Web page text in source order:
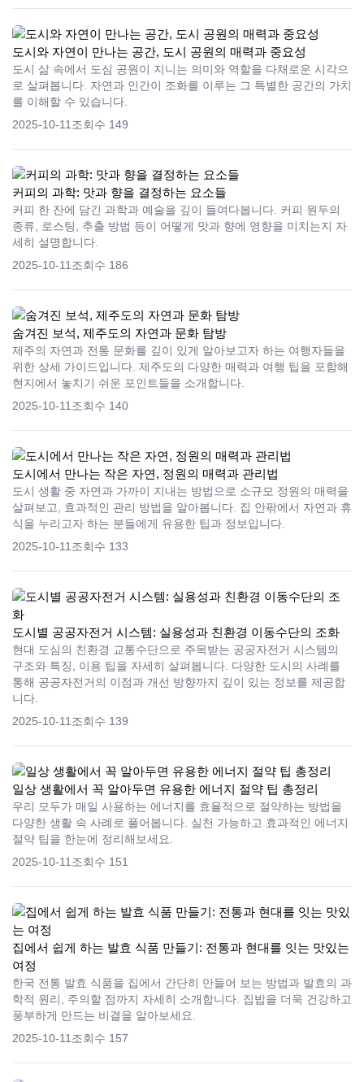
도시와 자연이 만나는 공간, 도시 공원의 매력과 중요성
도시 삶 속에서 도심 공원이 지니는 의미와 역할을 다채로운 시각으
로 살펴봅니다. 자연과 인간이 조화를 이루는 그 특별한 공간의 가치
를 이해할 수 있습니다.
2025-10-11조회수 149
커피의 과학: 맛과 향을 결정하는 요소들
커피 한 잔에 담긴 과학과 예술을 깊이 들여다봅니다. 커피 원두의
종류, 로스팅, 추출 방법 등이 어떻게 맛과 향에 영향을 미치는지 자
세히 설명합니다.
2025-10-11조회수 186
숨겨진 보석, 제주도의 자연과 문화 탐방
제주의 자연과 전통 문화를 깊이 있게 알아보고자 하는 여행자들을
위한 상세 가이드입니다. 제주도의 다양한 매력과 여행 팁을 포함해
현지에서 놓치기 쉬운 포인트들을 소개합니다.
2025-10-11조회수 140
도시에서 만나는 작은 자연, 정원의 매력과 관리법
도시 생활 중 자연과 가까이 지내는 방법으로 소규모 정원의 매력을
살펴보고, 효과적인 관리 방법을 알아봅니다. 집 안팎에서 자연과 휴
식을 누리고자 하는 분들에게 유용한 팁과 정보입니다.
2025-10-11조회수 133
도시별 공공자전거 시스템: 실용성과 친환경 이동수단의 조화
현대 도심의 친환경 교통수단으로 주목받는 공공자전거 시스템의
구조와 특징, 이용 팁을 자세히 살펴봅니다. 다양한 도시의 사례를
통해 공공자전거의 이점과 개선 방향까지 깊이 있는 정보를 제공합
니다.
2025-10-11조회수 139
일상 생활에서 꼭 알아두면 유용한 에너지 절약 팁 총정리
우리 모두가 매일 사용하는 에너지를 효율적으로 절약하는 방법을
다양한 생활 속 사례로 풀어봅니다. 실천 가능하고 효과적인 에너지
절약 팁을 한눈에 정리해보세요.
2025-10-11조회수 151
집에서 쉽게 하는 발효 식품 만들기: 전통과 현대를 잇는 맛있는
여정
한국 전통 발효 식품을 집에서 간단히 만들어 보는 방법과 발효의 과
학적 원리, 주의할 점까지 자세히 소개합니다. 집밥을 더욱 건강하고
풍부하게 만드는 비결을 알아보세요.
2025-10-11조회수 157